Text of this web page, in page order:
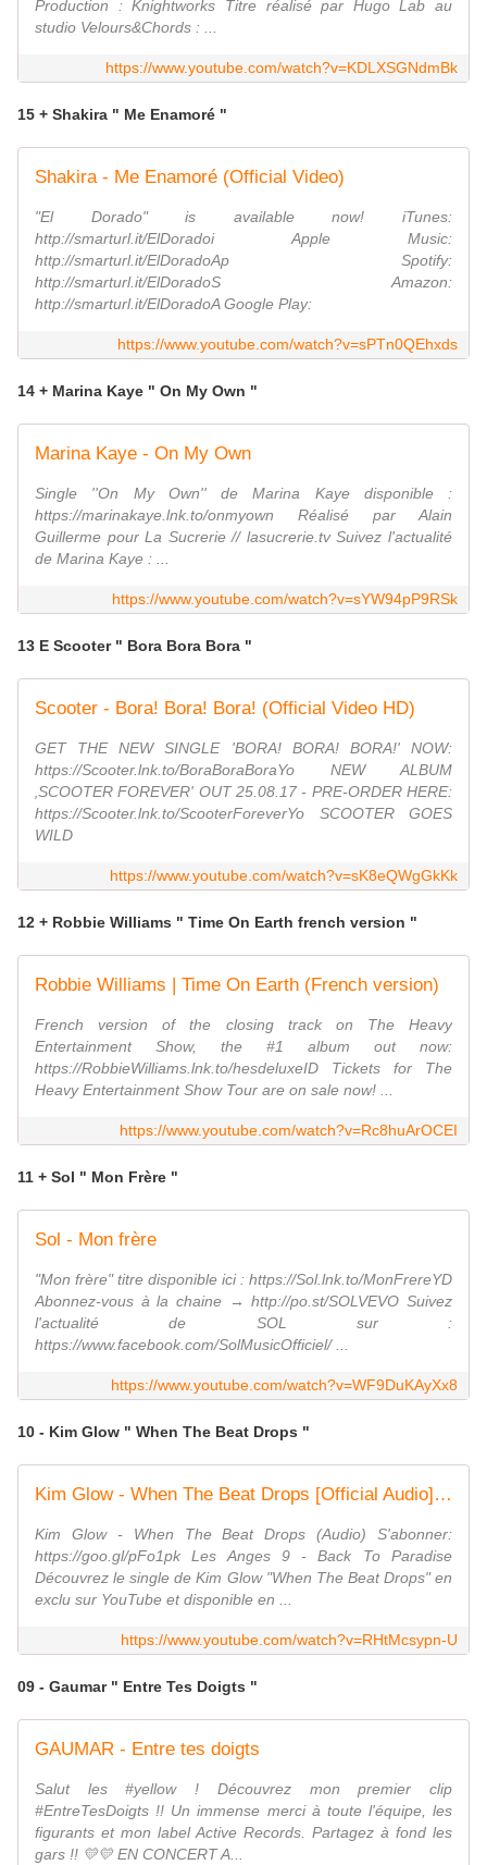
Production : Knightworks Titre réalisé par Hugo Lab au
studio Velours&Chords : ...
https://www.youtube.com/watch?v=KDLXSGNdmBk
15 + Shakira " Me Enamoré "
Shakira - Me Enamoré (Official Video)
"El Dorado" is available now! iTunes:
http://smarturl.it/ElDoradoi Apple Music:
http://smarturl.it/ElDoradoAp Spotify:
http://smarturl.it/ElDoradoS Amazon:
http://smarturl.it/ElDoradoA Google Play:
https://www.youtube.com/watch?v=sPTn0QEhxds
14 + Marina Kaye " On My Own "
Marina Kaye - On My Own
Single ''On My Own'' de Marina Kaye disponible :
https://marinakaye.lnk.to/onmyown Réalisé par Alain
Guillerme pour La Sucrerie // lasucrerie.tv Suivez l'actualité
de Marina Kaye : ...
https://www.youtube.com/watch?v=sYW94pP9RSk
13 E Scooter " Bora Bora Bora "
Scooter - Bora! Bora! Bora! (Official Video HD)
GET THE NEW SINGLE 'BORA! BORA! BORA!' NOW:
https://Scooter.lnk.to/BoraBoraBoraYo NEW ALBUM
‚SCOOTER FOREVER' OUT 25.08.17 - PRE-ORDER HERE:
https://Scooter.lnk.to/ScooterForeverYo SCOOTER GOES
WILD
https://www.youtube.com/watch?v=sK8eQWgGkKk
12 + Robbie Williams " Time On Earth french version "
Robbie Williams | Time On Earth (French version)
French version of the closing track on The Heavy
Entertainment Show, the #1 album out now:
https://RobbieWilliams.lnk.to/hesdeluxeID Tickets for The
Heavy Entertainment Show Tour are on sale now! ...
https://www.youtube.com/watch?v=Rc8huArOCEI
11 + Sol " Mon Frère "
Sol - Mon frère
"Mon frère" titre disponible ici : https://Sol.lnk.to/MonFrereYD
Abonnez-vous à la chaine → http://po.st/SOLVEVO Suivez
l'actualité de SOL sur :
https://www.facebook.com/SolMusicOfficiel/ ...
https://www.youtube.com/watch?v=WF9DuKAyXx8
10 - Kim Glow " When The Beat Drops "
Kim Glow - When The Beat Drops [Official Audio] HD
Kim Glow - When The Beat Drops (Audio) S'abonner:
https://goo.gl/pFo1pk Les Anges 9 - Back To Paradise
Découvrez le single de Kim Glow "When The Beat Drops" en
exclu sur YouTube et disponible en ...
https://www.youtube.com/watch?v=RHtMcsypn-U
09 - Gaumar " Entre Tes Doigts "
GAUMAR - Entre tes doigts
Salut les #yellow ! Découvrez mon premier clip
#EntreTesDoigts !! Un immense merci à toute l'équipe, les
figurants et mon label Active Records. Partagez à fond les
gars !! 💛💛 EN CONCERT A...